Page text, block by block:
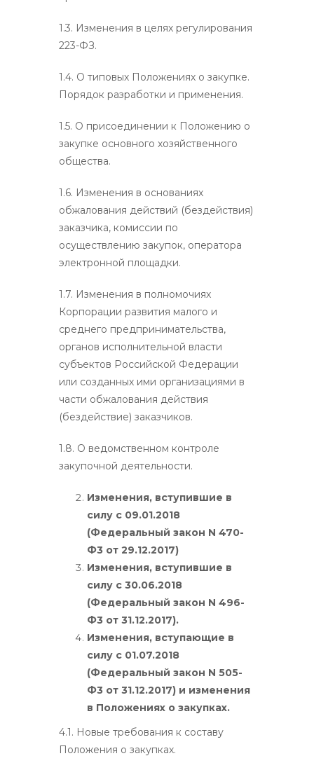
1.3. Изменения в целях регулирования
223-ФЗ.
1.4. О типовых Положениях о закупке.
Порядок разработки и применения.
1.5. О присоединении к Положению о
закупке основного хозяйственного
общества.
1.6. Изменения в основаниях
обжалования действий (бездействия)
заказчика, комиссии по
осуществлению закупок, оператора
электронной площадки.
1.7. Изменения в полномочиях
Корпорации развития малого и
среднего предпринимательства,
органов исполнительной власти
субъектов Российской Федерации
или созданных ими организациями в
части обжалования действия
(бездействие) заказчиков.
1.8. О ведомственном контроле
закупочной деятельности.
Изменения, вступившие в
силу с 09.01.2018
(Федеральный закон N 470-
Ф3 от 29.12.2017)
Изменения, вступившие в
силу с 30.06.2018
(Федеральный закон N 496-
Ф3 от 31.12.2017).
Изменения, вступающие в
силу с 01.07.2018
(Федеральный закон N 505-
Ф3 от 31.12.2017) и изменения
в Положениях о закупках.
4.1. Новые требования к составу
Положения о закупках.